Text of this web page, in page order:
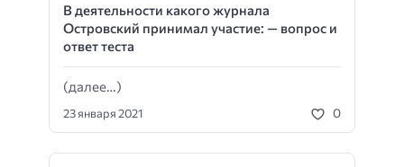
В деятельности какого журнала
Островский принимал участие: — вопрос и
ответ теста
(далее…)
23 января 2021 0